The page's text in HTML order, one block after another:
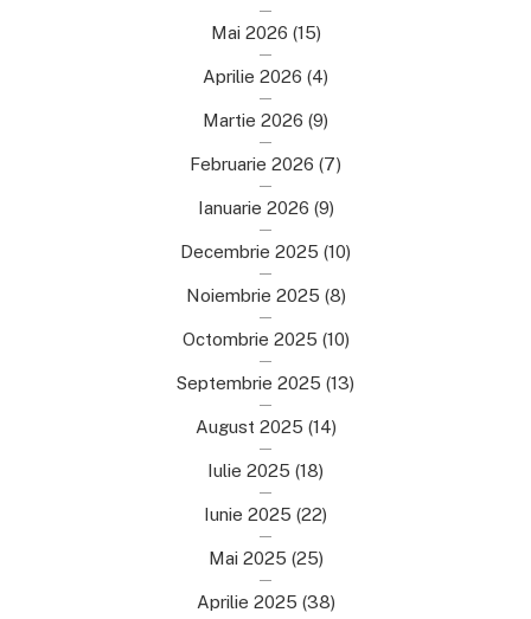
Mai 2026 (15)
Aprilie 2026 (4)
Martie 2026 (9)
Februarie 2026 (7)
Ianuarie 2026 (9)
Decembrie 2025 (10)
Noiembrie 2025 (8)
Octombrie 2025 (10)
Septembrie 2025 (13)
August 2025 (14)
Iulie 2025 (18)
Iunie 2025 (22)
Mai 2025 (25)
Aprilie 2025 (38)